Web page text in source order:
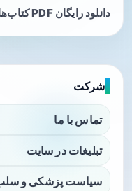
دانلود رایگان PDF کتاب‌های پزشکی.
شرکت
تماس با ما
تبلیغات در سایت
سیاست پزشکی و